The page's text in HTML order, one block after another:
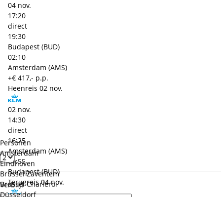
Personen
Verblijf
Amsterdam
Eindhoven
Brussel Zaventem
Brussel Charleroi
Düsseldorf
04 nov.
17:20
direct
19:30
Budapest (BUD)
02:10
Amsterdam (AMS)
+€ 417,- p.p.
Heenreis 02 nov.
02 nov.
14:30
direct
16:25
Amsterdam (AMS)
01:55
Budapest (BUD)
Terugreis 04 nov.